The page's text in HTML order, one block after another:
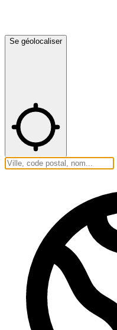
Se géolocaliser